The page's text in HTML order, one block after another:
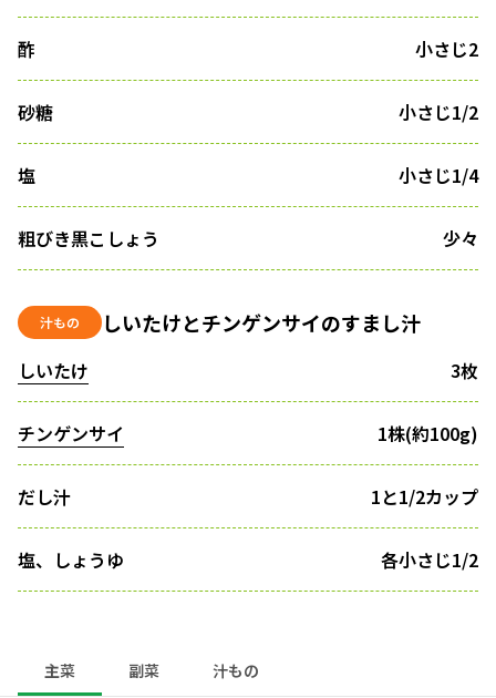
酢 小さじ2
砂糖 小さじ1/2
塩 小さじ1/4
粗びき黒こしょう 少々
汁もの しいたけとチンゲンサイのすまし汁
しいたけ 3枚
チンゲンサイ 1株(約100g)
だし汁 1と1/2カップ
塩、しょうゆ 各小さじ1/2
主菜 副菜 汁もの